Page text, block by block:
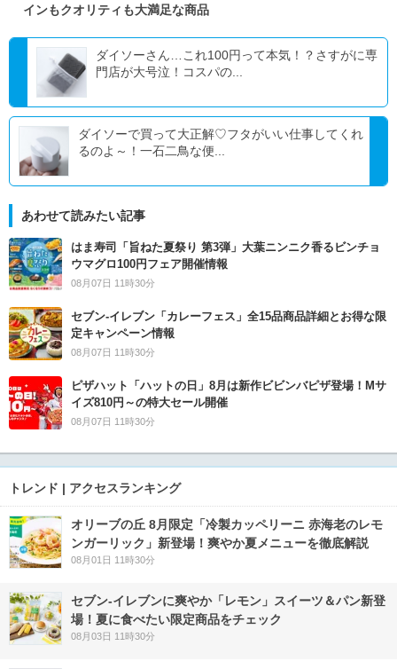
インもクオリティも大満足な商品
ダイソーさん…これ100円って本気！？さすがに専
門店が大号泣！コスパの...
ダイソーで買って大正解♡フタがいい仕事してくれ
るのよ～！一石二鳥な便...
あわせて読みたい記事
はま寿司「旨ねた夏祭り 第3弾」大葉ニンニク香るビンチョ
ウマグロ100円フェア開催情報
08月07日 11時30分
セブン‐イレブン「カレーフェス」全15品商品詳細とお得な限
定キャンペーン情報
08月07日 11時30分
ピザハット「ハットの日」8月は新作ビビンバピザ登場！Mサ
イズ810円～の特大セール開催
08月07日 11時30分
トレンド | アクセスランキング
オリーブの丘 8月限定「冷製カッペリーニ 赤海老のレモ
ンガーリック」新登場！爽やか夏メニューを徹底解説
08月01日 11時30分
セブン‐イレブンに爽やか「レモン」スイーツ＆パン新登
場！夏に食べたい限定商品をチェック
08月03日 11時30分